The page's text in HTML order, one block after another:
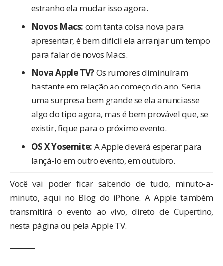
estranho ela mudar isso agora.
Novos Macs: com tanta coisa nova para
apresentar, é bem difícil ela arranjar um tempo
para falar de novos Macs.
Nova Apple TV?Os rumores diminuíram
bastante em relação ao começo do ano. Seria
uma surpresa bem grande se ela anunciasse
algo do tipo agora, mas é bem provável que, se
existir, fique para o próximo evento.
OS X Yosemite: A Apple deverá esperar para
lançá-lo em outro evento, em outubro.
Você vai poder ficar sabendo de tudo, minuto-a-
minuto, aqui no Blog do iPhone. A Apple também
transmitirá o evento ao vivo, direto de Cupertino,
nesta páginaou pela Apple TV.